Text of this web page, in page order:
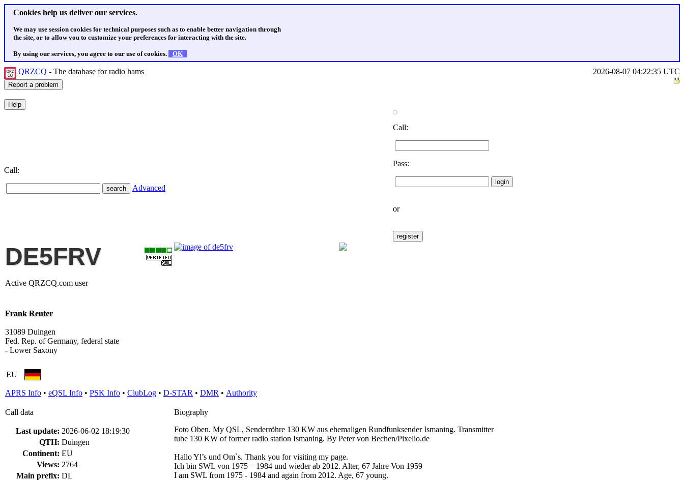
Cookies help us deliver our services.
We may use session cookies for technical purposes such as to enable better navigation through
the site, or to allow you to customize your preferences for interacting with the site.
By using our services, you agree to our use of cookies. OK
QRZCQ - The database for radio hams 2026-08-07 04:22:35 UTC
Call:
Advanced
Call:
Pass:
or
DE5FRV
Active QRZCQ.com user
Frank Reuter
31089 Duingen
Fed. Rep. of Germany, federal state
- Lower Saxony
EU
APRS Info • eQSL Info • PSK Info • ClubLog • D-STAR • DMR • Authority
Call data
Last update: 2026-06-02 18:19:30
QTH: Duingen
Continent: EU
Views: 2764
Main prefix: DL
Biography
Foto Oben. My QSL, Senderröhre 130 KW aus ehemaligen Rundfunksender Ismaning. Transmitter
tube 130 KW of former radio station Ismaning. By Peter von Bechen/Pixelio.de
Hallo Yl’s und Om`s. Thank you for visiting my page.
Ich bin SWL von 1975 – 1984 und wieder ab 2012. Alter, 67 Jahre Von 1959
I am SWL from 1975 - 1984 and again from 2012. Age, 67 young.